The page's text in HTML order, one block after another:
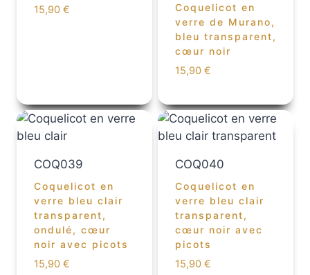
15,90 €
Coquelicot en
verre de Murano,
bleu transparent,
cœur noir
15,90 €
COQ039
Coquelicot en
verre bleu clair
transparent,
ondulé, cœur
noir avec picots
15,90 €
COQ040
Coquelicot en
verre bleu clair
transparent,
cœur noir avec
picots
15,90 €